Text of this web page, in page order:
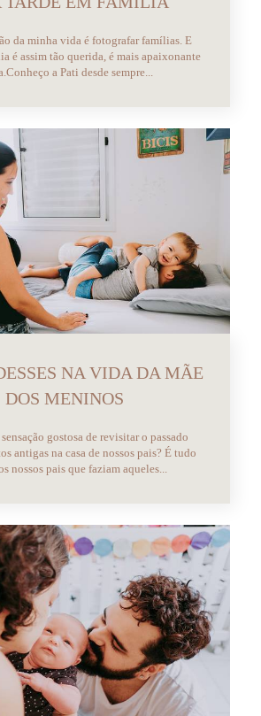
da minha vida é fotografar famílias. E
é assim tão querida, é mais apaixonante
a Pati desde sempre...
NA VIDA DA MÃE
DOS MENINOS
gostosa de revisitar o passado
antigas na casa de nossos pais? É tudo
nossos pais que faziam aqueles...